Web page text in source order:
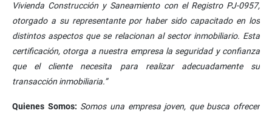
Vivienda Construcción y Saneamiento con el Registro PJ-0957,
otorgado a su representante por haber sido capacitado en los
distintos aspectos que se relacionan al sector inmobiliario. Esta
certificación, otorga a nuestra empresa la seguridad y confianza
que el cliente necesita para realizar adecuadamente su
transacción inmobiliaria.”
Quienes Somos: Somos una empresa joven, que busca ofrecer